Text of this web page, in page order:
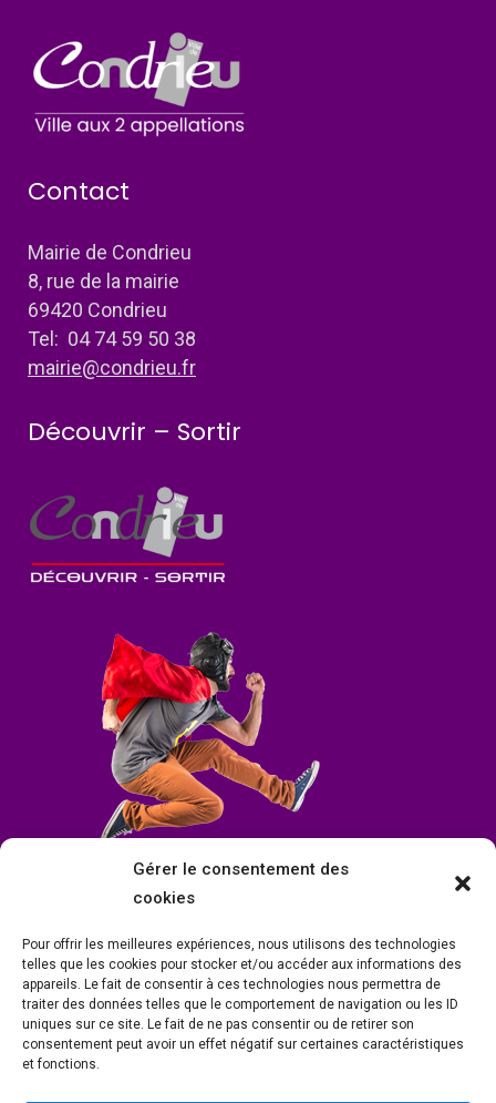
Gérer le consentement des
cookies
Pour offrir les meilleures expériences, nous utilisons des technologies
telles que les cookies pour stocker et/ou accéder aux informations des
appareils. Le fait de consentir à ces technologies nous permettra de
traiter des données telles que le comportement de navigation ou les ID
uniques sur ce site. Le fait de ne pas consentir ou de retirer son
consentement peut avoir un effet négatif sur certaines caractéristiques
et fonctions.
Contact
Mairie de Condrieu
8, rue de la mairie
69420 Condrieu
Tel: 04 74 59 50 38
mairie@condrieu.fr
Découvrir – Sortir